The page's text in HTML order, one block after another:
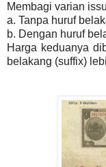
Membagi varian
a. Tanpa huruf
b. Dengan huruf
Harga keduanya
belakang (suffix)